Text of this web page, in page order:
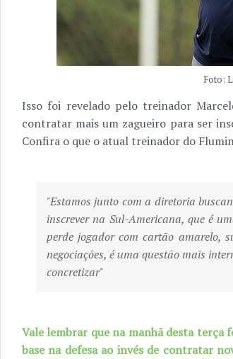
Foto:
Isso foi revelado pelo treinador
contratar mais um zagueiro para ser
Confira o que o atual treinador do
"Estamos junto com a diretoria
inscrever na Sul-Americana, que é
perde jogador com cartão amarelo,
negociações, é uma questão mais
concretizar"
Vale lembrar que na manhã desta terça
base na defesa ao invés de contratar